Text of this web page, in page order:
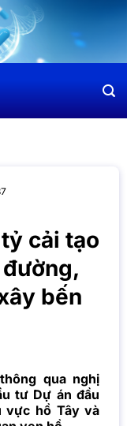
cải tạo
bến
qua nghị
tư Dự án đầu
vực hồ Tây và